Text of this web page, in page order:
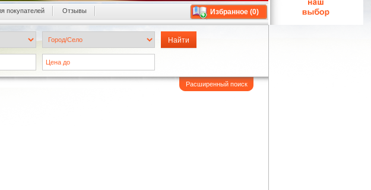
покупателей Oтзывы Избранное (0)
Расширенный поиск